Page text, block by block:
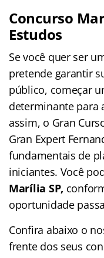
Concurso
Estudos
Se você quer ser
pretende garantir
público, começar
determinante para
assim, o Gran
Gran Expert
fundamentais de
iniciantes. Você
Marília SP,
oportunidade
Confira abaixo o
frente dos seus